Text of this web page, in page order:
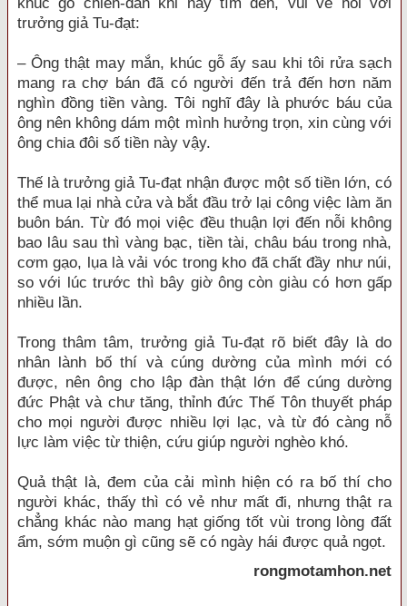
trưởng giả Tu-đạt:
– Ông thật may mắn, khúc gỗ ấy sau khi tôi rửa sạch
mang ra chợ bán đã có người đến trả đến hơn năm
nghìn đồng tiền vàng. Tôi nghĩ đây là phước báu của
ông nên không dám một mình hưởng trọn, xin cùng với
ông chia đôi số tiền này vậy.
Thế là trưởng giả Tu-đạt nhận được một số tiền lớn, có
thể mua lại nhà cửa và bắt đầu trở lại công việc làm ăn
buôn bán. Từ đó mọi việc đều thuận lợi đến nỗi không
bao lâu sau thì vàng bạc, tiền tài, châu báu trong nhà,
cơm gạo, lụa là vải vóc trong kho đã chất đầy như núi,
so với lúc trước thì bây giờ ông còn giàu có hơn gấp
nhiều lần.
Trong thâm tâm, trưởng giả Tu-đạt rõ biết đây là do
nhân lành bố thí và cúng dường của mình mới có
được, nên ông cho lập đàn thật lớn để cúng dường
đức Phật và chư tăng, thỉnh đức Thế Tôn thuyết pháp
cho mọi người được nhiều lợi lạc, và từ đó càng nỗ
lực làm việc từ thiện, cứu giúp người nghèo khó.
Quả thật là, đem của cải mình hiện có ra bố thí cho
người khác, thấy thì có vẻ như mất đi, nhưng thật ra
chẳng khác nào mang hạt giống tốt vùi trong lòng đất
ẩm, sớm muộn gì cũng sẽ có ngày hái được quả ngọt.
rongmotamhon.net